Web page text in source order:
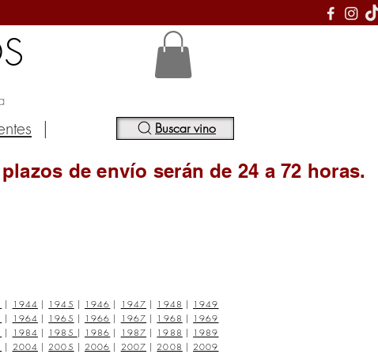
| Buscar vino
de envío serán de 24 a 72 horas.
| 1944 | 1945 | 1946 | 1947 | 1948 | 1949
| 1964 | 1965 | 1966 | 1967 | 1968 | 1969
| 1984 | 1985 | 1986 | 1987 | 1988 | 1989
| 2004 | 2005 | 2006 | 2007 | 2008 | 2009